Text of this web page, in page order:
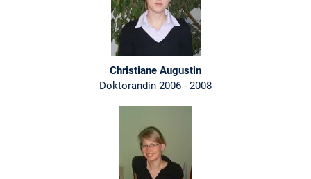
Christiane Augustin
Doktorandin 2006 - 2008